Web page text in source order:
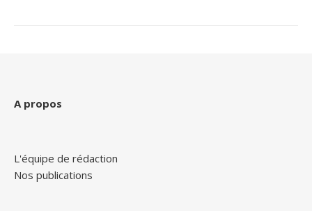
A propos
L'équipe de rédaction
Nos publications